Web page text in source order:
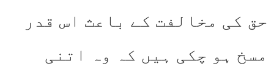
حق کی مخالفت کے باعث اس قدر
مسخ ہو چکی ہیں کہ وہ اتنی